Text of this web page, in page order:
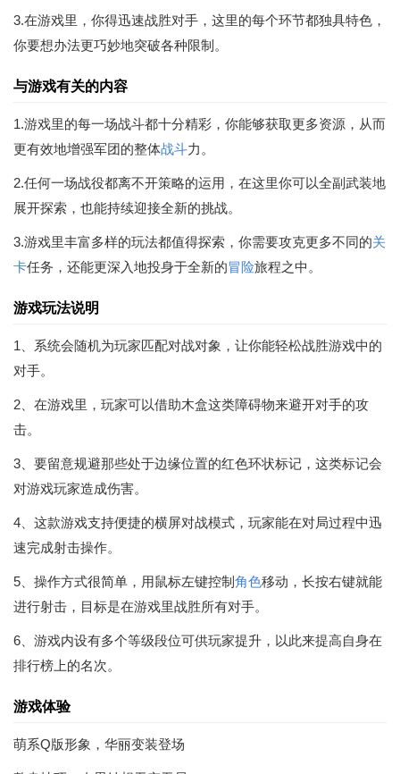
3.在游戏里，你得迅速战胜对手，这里的每个环节都独具特色，
你要想办法更巧妙地突破各种限制。
与游戏有关的内容
1.游戏里的每一场战斗都十分精彩，你能够获取更多资源，从而
更有效地增强军团的整体战斗力。
2.任何一场战役都离不开策略的运用，在这里你可以全副武装地
展开探索，也能持续迎接全新的挑战。
3.游戏里丰富多样的玩法都值得探索，你需要攻克更多不同的关
卡任务，还能更深入地投身于全新的冒险旅程之中。
游戏玩法说明
1、系统会随机为玩家匹配对战对象，让你能轻松战胜游戏中的
对手。
2、在游戏里，玩家可以借助木盒这类障碍物来避开对手的攻
击。
3、要留意规避那些处于边缘位置的红色环状标记，这类标记会
对游戏玩家造成伤害。
4、这款游戏支持便捷的横屏对战模式，玩家能在对局过程中迅
速完成射击操作。
5、操作方式很简单，用鼠标左键控制 角色移动，长按右键就能
进行射击，目标是在游戏里战胜所有对手。
6、游戏内设有多个等级段位可供玩家提升，以此来提高自身在
排行榜上的名次。
游戏体验
萌系Q版形象，华丽变装登场